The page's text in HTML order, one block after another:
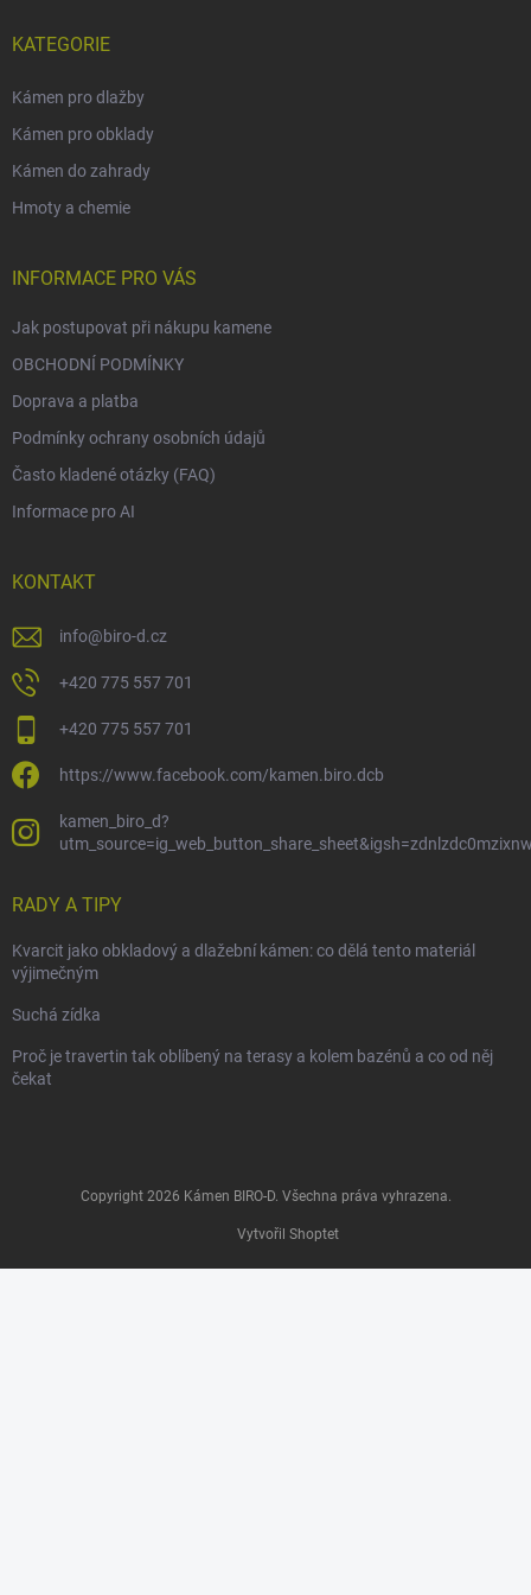
KATEGORIE
Kámen pro dlažby
Kámen pro obklady
Kámen do zahrady
Hmoty a chemie
INFORMACE PRO VÁS
Jak postupovat při nákupu kamene
OBCHODNÍ PODMÍNKY
Doprava a platba
Podmínky ochrany osobních údajů
Často kladené otázky (FAQ)
Informace pro AI
KONTAKT
info@biro-d.cz
+420 775 557 701
+420 775 557 701
https://www.facebook.com/kamen.biro.dcb
kamen_biro_d?
RADY A TIPY
Kvarcit jako obkladový a dlažební kámen: co dělá tento materiál
výjimečným
Suchá zídka
Proč je travertin tak oblíbený na terasy a kolem bazénů a co od něj
čekat
Vytvořil Shoptet
Copyright 2026 Kámen BIRO-D. Všechna práva vyhrazena.